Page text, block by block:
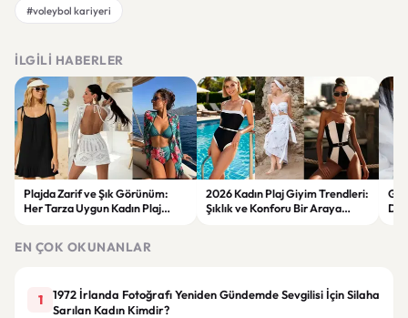
#voleybol kariyeri
İLGILI HABERLER
Plajda Zarif ve Şık Görünüm:
Her Tarza Uygun Kadın Plaj
2026 Kadın Plaj Giyim Trendleri:
Şıklık ve Konforu Bir Araya
EN ÇOK OKUNANLAR
1
1972 İrlanda Fotoğrafı Yeniden Gündemde Sevgilisi İçin Silaha
Sarılan Kadın Kimdir?